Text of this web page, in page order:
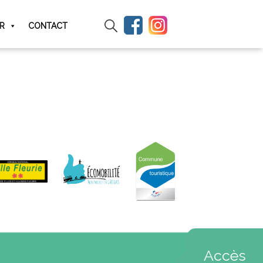
CONTACT
Accès